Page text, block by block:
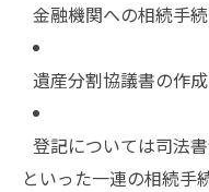
金融機関への相続手
遺産分割協議書の作成
登記については司法
といった一連の相続手